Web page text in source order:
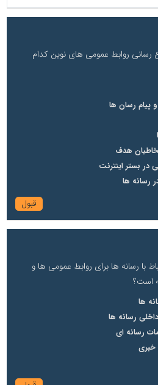
رسانی روابط عمومی های نوین کدام
پیام رسان ها
هدف
در بستر اینترنت
رسانه ها
رسانه ها برای روابط عمومی ها و
است؟
ها
رسانه ها
رسانه ای
خبری